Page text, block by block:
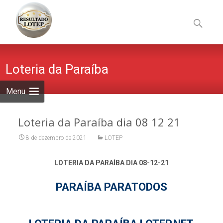
Menu
to
content
por:
Loteria da Paraíba
Loteria da Paraíba dia 08 12 21
8 de dezembro de 2021 LOTEP
LOTERIA DA PARAÍBA DIA 08-12-21
PARAÍBA PARATODOS